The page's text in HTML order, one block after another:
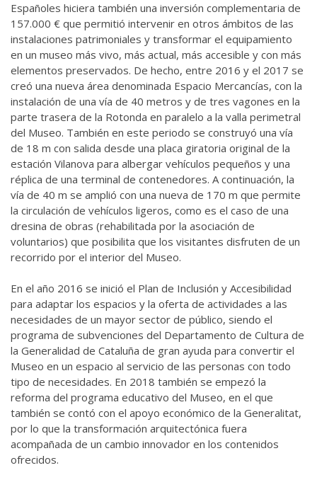
Españoles hiciera también una inversión complementaria de
157.000 € que permitió intervenir en otros ámbitos de las
instalaciones patrimoniales y transformar el equipamiento
en un museo más vivo, más actual, más accesible y con más
elementos preservados. De hecho, entre 2016 y el 2017 se
creó una nueva área denominada Espacio Mercancías, con la
instalación de una vía de 40 metros y de tres vagones en la
parte trasera de la Rotonda en paralelo a la valla perimetral
del Museo. También en este periodo se construyó una vía
de 18 m con salida desde una placa giratoria original de la
estación Vilanova para albergar vehículos pequeños y una
réplica de una terminal de contenedores. A continuación, la
vía de 40 m se amplió con una nueva de 170 m que permite
la circulación de vehículos ligeros, como es el caso de una
dresina de obras (rehabilitada por la asociación de
voluntarios) que posibilita que los visitantes disfruten de un
recorrido por el interior del Museo.
En el año 2016 se inició el Plan de Inclusión y Accesibilidad
para adaptar los espacios y la oferta de actividades a las
necesidades de un mayor sector de público, siendo el
programa de subvenciones del Departamento de Cultura de
la Generalidad de Cataluña de gran ayuda para convertir el
Museo en un espacio al servicio de las personas con todo
tipo de necesidades. En 2018 también se empezó la
reforma del programa educativo del Museo, en el que
también se contó con el apoyo económico de la Generalitat,
por lo que la transformación arquitectónica fuera
acompañada de un cambio innovador en los contenidos
ofrecidos.